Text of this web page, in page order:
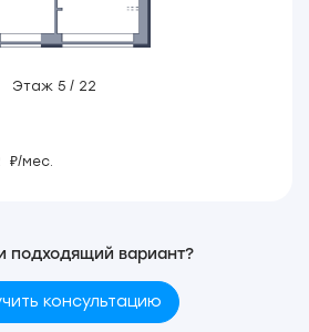
Этаж 5 / 22
₽/мес.
подходящий вариант?
консультацию